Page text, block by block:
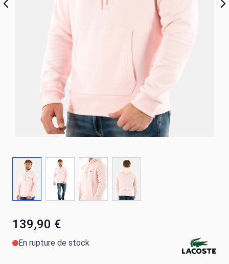
139,90 €
En rupture de stock